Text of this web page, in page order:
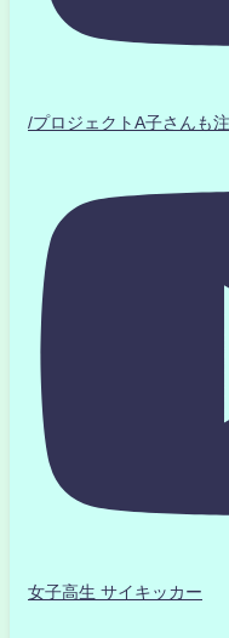
/プロジェクトA子さんも
女子高生 サイキッカー